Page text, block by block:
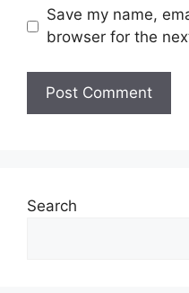
Save my name,
browser for the
Search